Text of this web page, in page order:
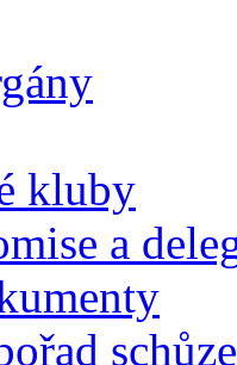
kluby
a
schůze